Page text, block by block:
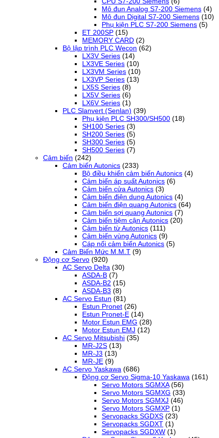
Mô đun Analog S7-200 Siemens (4)
Mô đun Digital S7-200 Siemens (10)
Phụ kiện PLC S7-200 Siemens (5)
ET 200SP (15)
MEMORY CARD (2)
Bộ lập trình PLC Wecon (62)
LX3V Series (14)
LX3VE Series (10)
LX3VM Series (10)
LX3VP Series (13)
LX5S Series (8)
LX5V Series (6)
LX6V Series (1)
PLC Slanvert (Senlan) (39)
Phụ kiện PLC SH300/SH500 (18)
SH100 Series (3)
SH200 Series (5)
SH300 Series (5)
SH500 Series (7)
Cảm biến (242)
Cảm biến Autonics (233)
Bộ điều khiển cảm biến Autonics (4)
Cảm biến áp suất Autonics (6)
Cảm biến cửa Autonics (3)
Cảm biến điện dung Autonics (4)
Cảm biến điện quang Autonics (64)
Cảm biến sợi quang Autonics (7)
Cảm biến tiệm cận Autonics (20)
Cảm biến từ Autonics (111)
Cảm biến vùng Autonics (9)
Cáp nối cảm biến Autonics (5)
Cảm Biến Mức M.M.T (9)
Động cơ Servo (920)
AC Servo Delta (30)
ASDA-B (7)
ASDA-B2 (15)
ASDA-B3 (8)
AC Servo Estun (81)
Estun Pronet (26)
Estun Pronet-E (14)
Motor Estun EMG (28)
Motor Estun EMJ (12)
AC Servo Mitsubishi (35)
MR-J2S (13)
MR-J3 (13)
MR-JE (9)
AC Servo Yaskawa (686)
Động cơ Servo Sigma-10 Yaskawa (161)
Servo Motors SGMXA (56)
Servo Motors SGMXG (33)
Servo Motors SGMXJ (46)
Servo Motors SGMXP (1)
Servopacks SGDXS (23)
Servopacks SGDXT (1)
Servopacks SGDXW (1)